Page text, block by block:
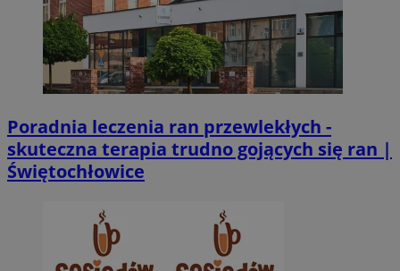
Poradnia leczenia ran przewlekłych -
skuteczna terapia trudno gojących się ran |
Świętochłowice